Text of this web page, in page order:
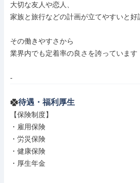
大切な友人や恋人、
家族と旅行などの計画が立てやすいと好
その働きやすさから
業界内でも定着率の良さを誇っています
-
待遇・福利厚生
【保険制度】
・雇用保険
・労災保険
・健康保険
・厚生年金